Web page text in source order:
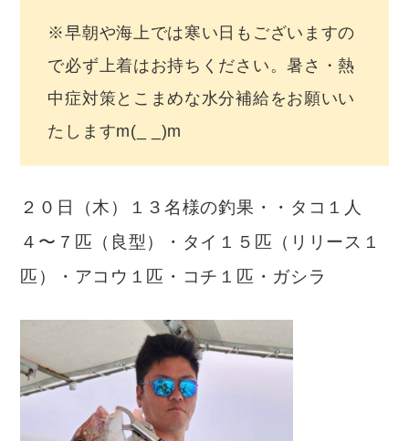
※早朝や海上では寒い日もございますの
で必ず上着はお持ちください。暑さ・熱
中症対策とこまめな水分補給をお願いい
たしますm(_ _)m
２０日（木）１３名様の釣果・・タコ１人
４〜７匹（良型）・タイ１５匹（リリース１
匹）・アコウ１匹・コチ１匹・ガシラ